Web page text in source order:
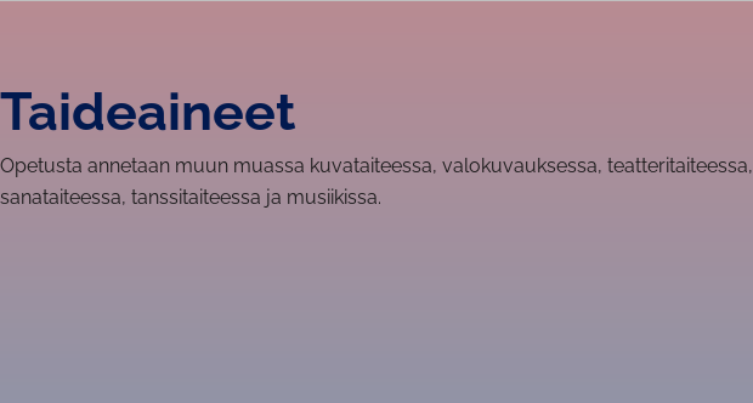
Taideaineet
Opetusta annetaan muun muassa kuvataiteessa, valokuvauksessa, teatteritaiteessa,
sanataiteessa, tanssitaiteessa ja musiikissa.